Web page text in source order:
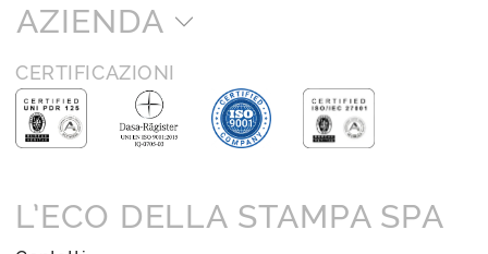
AZIENDA
CERTIFICAZIONI
L’ECO DELLA STAMPA SPA